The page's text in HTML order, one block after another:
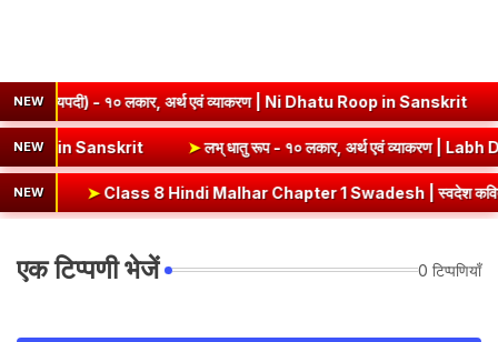
NEW
अर्थ एवं व्याकरण | Ni Dhatu Roop in Sanskrit ➤Kabir Ke Dohe
NEW | Vrut (Vrt) Dhatu Roop in Sanskrit ➤लभ् धातु रूप - १०
NEWMalhar Chapter 1 Swadesh | स्वदेश कविता भावार्थ एवं प्रश्नोत्तर
एक टिप्पणी भेजें 0 टिप्पणियाँ